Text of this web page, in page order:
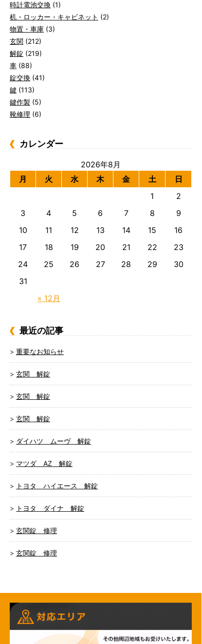
時計電池交換 (1)
机・ロッカー・キャビネット (2)
物置・車庫 (3)
玄関 (212)
解錠 (219)
車 (88)
錠交換 (41)
鍵 (113)
鍵作製 (5)
靴修理 (6)
カレンダー
2026年8月
月
火 水 木 金 土 日
« 12月
1
2
3
4 5 6 7 8
9
10
11 12 13 14 15
16
17
18 19 20 21 22
23
24
25 26 27 28 29
30
31
最近の記事
重要なお知らせ
玄関 解錠
玄関 解錠
玄関 解錠
ダイハツ ムーヴ 解錠
マツダ AZ 解錠
トヨタ ハイエース 解錠
トヨタ ダイナ 解錠
玄関錠 修理
玄関錠 修理